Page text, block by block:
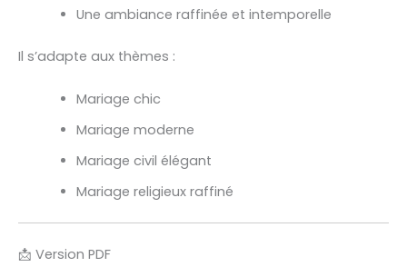
Une ambiance raffinée et intemporelle
Il s’adapte aux thèmes :
Mariage chic
Mariage moderne
Mariage civil élégant
Mariage religieux raffiné
📩 Version PDF